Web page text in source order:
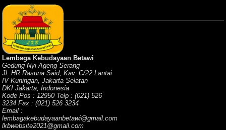
Lembaga Kebudayaan Betawi
Gedung Nyi Ageng Serang
Jl. HR Rasuna Said, Kav. C/22 Lantai
IV Kuningan, Jakarta Selatan
DKI Jakarta, Indonesia
Kode Pos : 12950 Telp : (021) 526
3234 Fax : (021) 526 3234
Email :
lembagakebudayaanbetawi@gmail.com
lkbwebsite2021@gmail.com